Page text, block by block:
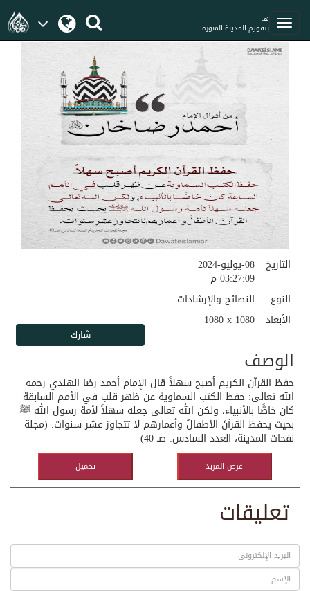
هـ
بتقويم المدينة المنورة
08-يوليو-2024
03:27:09 م
التاريخ
النصائح والإرشادات
النوع
1080 x 1080 الأبعاد
الوصف
حفظ القرآن الكريم أصبح سهلاً قال الإمام أحمد رضا الهندي رحمه
الله تعالى: حفظ الكتب السماوية عن ظهر قلب في الأمم السابقة
كان خاصًّا بالأنبياء، ولكن الله تعالى جعله سهلاً لأمة رسول الله ﷺ
بحيث يحفظ القرآنَ الأطفالُ وأعمارهم لا تتجاوز عشر سنوات. (مجلة
نفحات المدينة، العدد السادس: صـ 40)
تحميل عرض المزيد
تعليقات